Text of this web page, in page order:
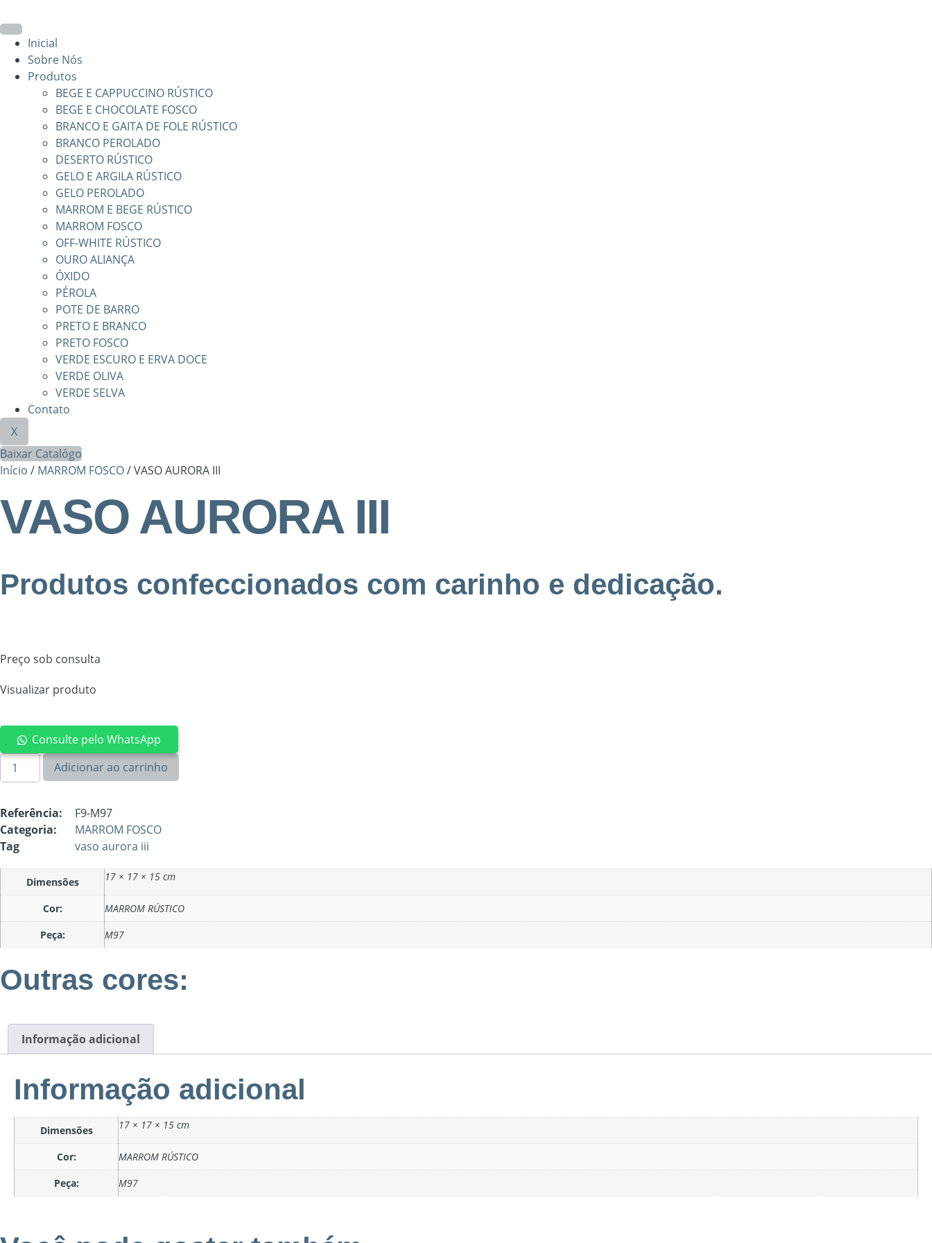
para
conteúdo
Inicial
Sobre Nós
Produtos
BEGE E CAPPUCCINO RÚSTICO
BEGE E CHOCOLATE FOSCO
BRANCO E GAITA DE FOLE RÚSTICO
BRANCO PEROLADO
DESERTO RÚSTICO
GELO E ARGILA RÚSTICO
GELO PEROLADO
MARROM E BEGE RÚSTICO
MARROM FOSCO
OFF-WHITE RÚSTICO
OURO ALIANÇA
ÓXIDO
PÉROLA
POTE DE BARRO
PRETO E BRANCO
PRETO FOSCO
VERDE ESCURO E ERVA DOCE
VERDE OLIVA
VERDE SELVA
Contato
X
Baixar Catalógo
Início / MARROM FOSCO/ VASO AURORA III
VASO AURORA III
Produtos confeccionados com carinho e dedicação.
Preço sob consulta
Visualizar produto
Consulte pelo WhatsApp
VASO
AURORA
quantidade
Adicionar ao carrinho
Referência:
F9-M97
Categoria:
MARROM FOSCO
Tag
vaso aurora iii
Dimensões 17 × 17 × 15 cm
Cor:
MARROM RÚSTICO
Peça:
M97
Outras cores:
Informação adicional
Informação adicional
Dimensões 17 × 17 × 15 cm
Cor:
MARROM RÚSTICO
Peça:
M97